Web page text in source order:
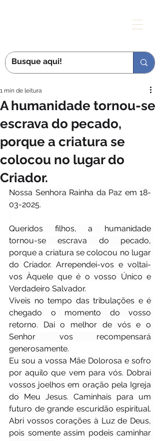
A humanidade tornou-se
escrava do pecado,
porque a criatura se
colocou no lugar do
Criador.
1 min de leitura
Nossa Senhora Rainha da Paz em 18-
03-2025.
Queridos filhos, a humanidade
tornou-se escrava do pecado,
porque a criatura se colocou no lugar
do Criador. Arrependei-vos e voltai-
vos Àquele que é o vosso Único e
Verdadeiro Salvador.
Viveis no tempo das tribulações e é
chegado o momento do vosso
retorno. Dai o melhor de vós e o
Senhor vos recompensará
generosamente.
Eu sou a vossa Mãe Dolorosa e sofro
por aquilo que vem para vós. Dobrai
vossos joelhos em oração pela Igreja
do Meu Jesus. Caminhais para um
futuro de grande escuridão espiritual.
Abri vossos corações à Luz de Deus,
pois somente assim podeis caminhar